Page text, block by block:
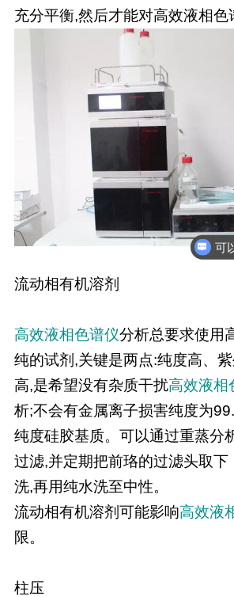
充分平衡,然后才能对高效液相色
流动相有机溶剂
高效液相色谱仪分析总要求使用
纯的试剂,关键是两点:纯度高、
高,是希望没有杂质干扰高效液相
析;不会有金属离子损害纯度为
纯度硅胶基质。可以通过重蒸分
过滤,并定期把前珞的过滤头取下
洗,再用纯水洗至中性。
流动相有机溶剂可能影响高效液
限。
柱压